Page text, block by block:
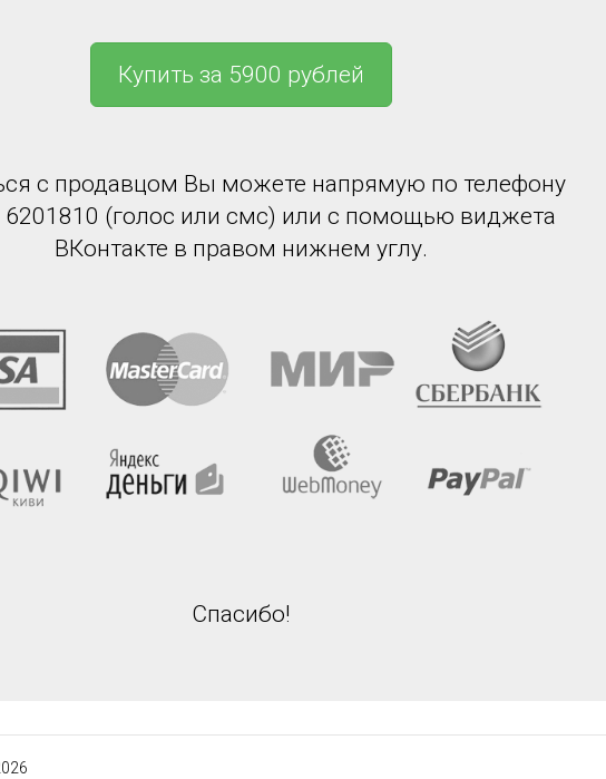
Купить за 5900 рублей
с продавцом Вы можете напрямую по телефону
6201810 (голос или смс) или с помощью виджета
ВКонтакте в правом нижнем углу.
Спасибо!